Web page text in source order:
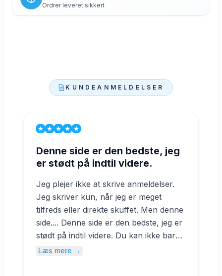
Ordrer leveret sikkert
KUNDEANMELDELSER
Denne side er den bedste, jeg
er stødt på indtil videre.
Jeg plejer ikke at skrive anmeldelser.
Jeg skriver kun, når jeg er meget
tilfreds eller direkte skuffet. Men denne
side.... Denne side er den bedste, jeg er
stødt på indtil videre. Du kan ikke bare
købe YouTube-abonnenter billigt, men
Læs mere →